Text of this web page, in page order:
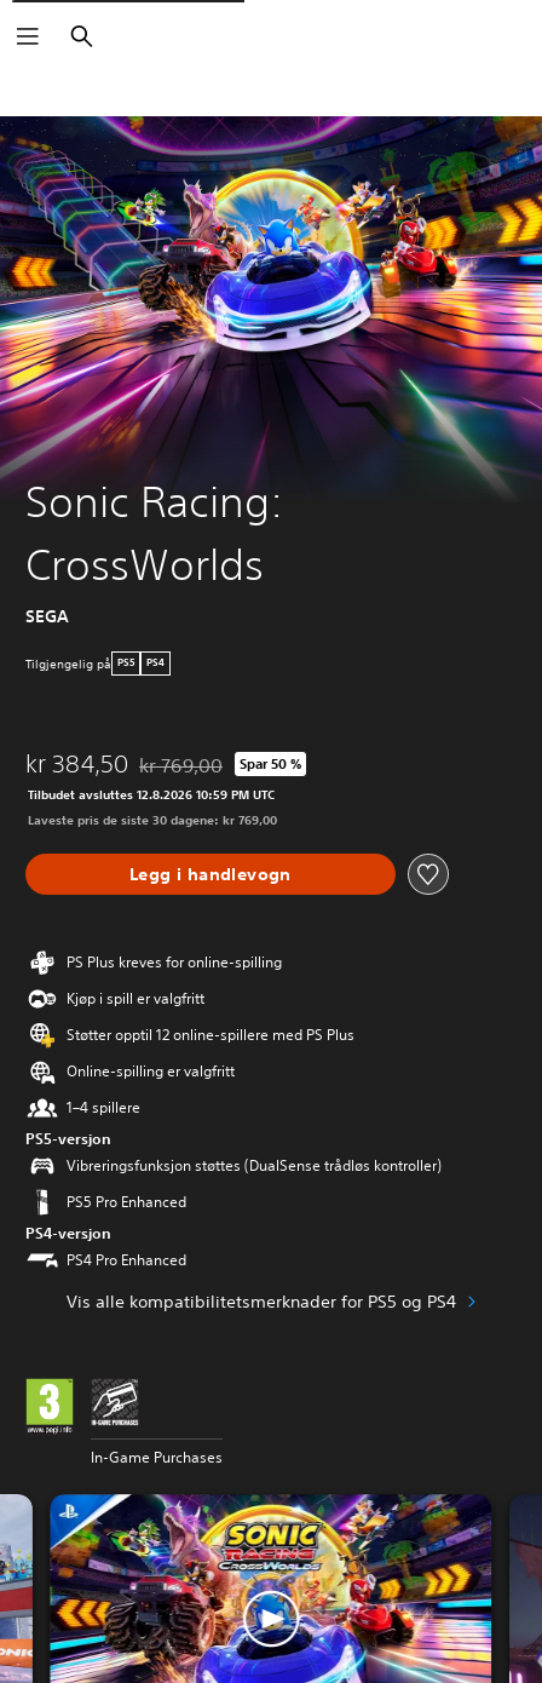
Søk
Sonic Racing:
CrossWorlds
SEGA
Tilgjengelig på PS5 PS4
kr 384,50 Nedsatt fra opprinnelig pris på kr 769,00
kr 769,00 Spar 50 %
Tilbudet avsluttes 12.8.2026 10:59 PM UTC
Laveste pris de siste 30 dagene: kr 769,00
Legg i handlevogn
PS Plus kreves for online-spilling
Kjøp i spill er valgfritt
Støtter opptil 12 online-spillere med PS Plus
Online-spilling er valgfritt
1–4 spillere
PS5-versjon
Vibreringsfunksjon støttes (DualSense trådløs kontroller)
PS5 Pro Enhanced
PS4-versjon
PS4 Pro Enhanced
Vis alle kompatibilitetsmerknader for PS5 og PS4
In-Game Purchases